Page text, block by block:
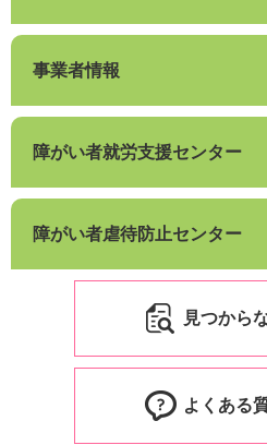
事業者情報
障がい者就労支援センター
障がい者虐待防止センター
見つから
よくある